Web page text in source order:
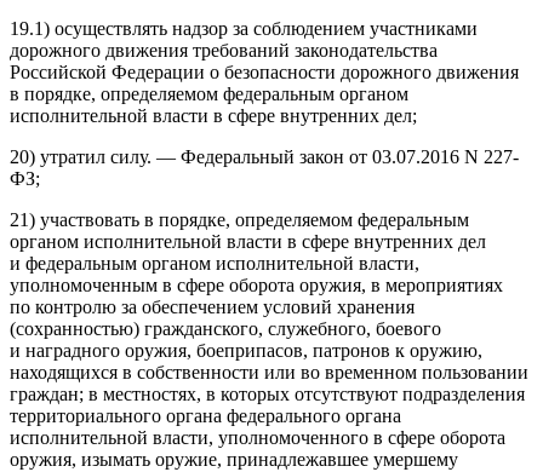
19.1) осуществлять надзор за соблюдением участниками
дорожного движения требований законодательства
Российской Федерации о безопасности дорожного движения
в порядке, определяемом федеральным органом
исполнительной власти в сфере внутренних дел;
20) утратил силу. — Федеральный закон от 03.07.2016 N 227-
ФЗ;
21) участвовать в порядке, определяемом федеральным
органом исполнительной власти в сфере внутренних дел
и федеральным органом исполнительной власти,
уполномоченным в сфере оборота оружия, в мероприятиях
по контролю за обеспечением условий хранения
(сохранностью) гражданского, служебного, боевого
и наградного оружия, боеприпасов, патронов к оружию,
находящихся в собственности или во временном пользовании
граждан; в местностях, в которых отсутствуют подразделения
территориального органа федерального органа
исполнительной власти, уполномоченного в сфере оборота
оружия, изымать оружие, принадлежавшее умершему